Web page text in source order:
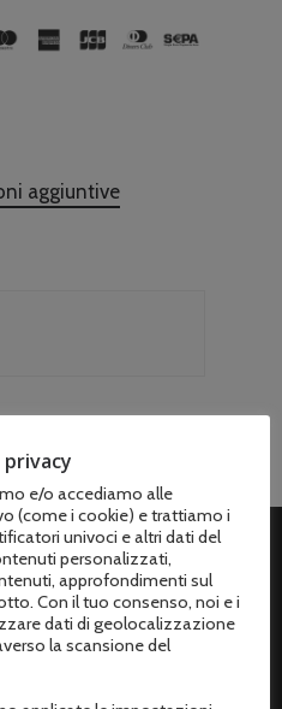
aggiuntive
e/o accediamo alle
(come i cookie) e trattiamo i
univoci e altri dati del
personalizzati,
approfondimenti sul
Con il tuo consenso, noi e i
dati di geolocalizzazione
la scansione del